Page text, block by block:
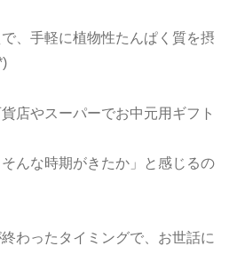
、手軽に植物性たんぱく質を摂
店やスーパーでお中元用ギフト
んな時期がきたか」と感じるの
わったタイミングで、お世話に